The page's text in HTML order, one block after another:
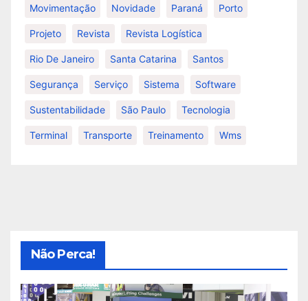
Movimentação Novidade Paraná Porto
Projeto Revista Revista Logística
Rio De Janeiro Santa Catarina Santos
Segurança Serviço Sistema Software
Sustentabilidade São Paulo Tecnologia
Terminal Transporte Treinamento Wms
Não Perca!